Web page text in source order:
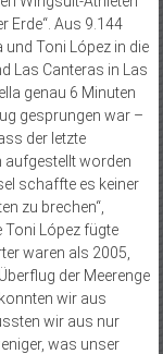
Erde“. Aus 9.144
Toni López in die
Las Canteras in Las
genau 6 Minuten
gesprungen war –
der letzte
aufgestellt worden
schaffte es keiner
zu brechen“,
Toni López fügte
waren als 2005,
der Meer­enge
wir aus
wir aus nur
was unser